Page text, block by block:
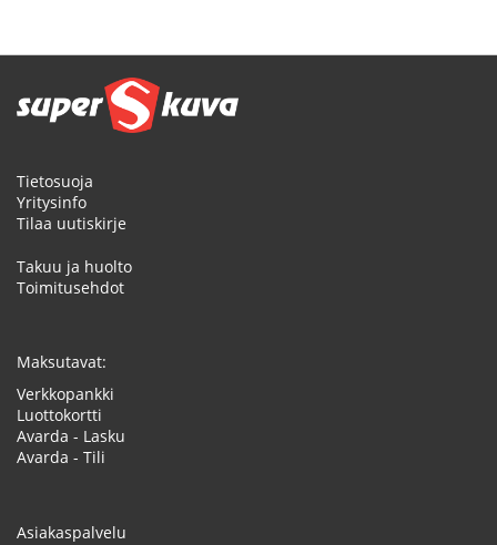
Tietosuoja
Yritysinfo
Tilaa uutiskirje
Takuu ja huolto
Toimitusehdot
Maksutavat:
Verkkopankki
Luottokortti
Avarda - Lasku
Avarda - Tili
Asiakaspalvelu